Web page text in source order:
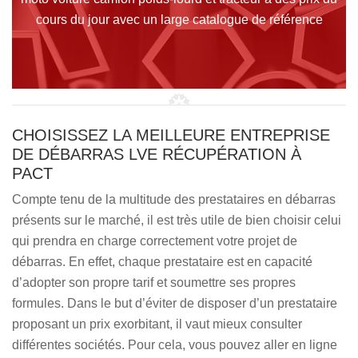
cours du jour avec un large catalogue de référence
CHOISISSEZ LA MEILLEURE ENTREPRISE
DE DÉBARRAS LVE RÉCUPÉRATION À
PACT
Compte tenu de la multitude des prestataires en débarras
présents sur le marché, il est très utile de bien choisir celui
qui prendra en charge correctement votre projet de
débarras. En effet, chaque prestataire est en capacité
d’adopter son propre tarif et soumettre ses propres
formules. Dans le but d’éviter de disposer d’un prestataire
proposant un prix exorbitant, il vaut mieux consulter
différentes sociétés. Pour cela, vous pouvez aller en ligne